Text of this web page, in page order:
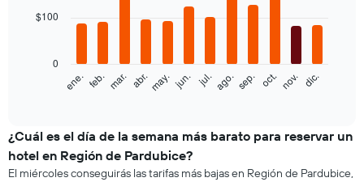
with
siguiente
el
precio
promedio
de
ene. feb. mar. abr.may. jun. jul. ago. sep. oct. nov. dic.
0
$100
¿Cuál es el día de la semana más barato para reservar un
hotel en Región de Pardubice?
El miércoles conseguirás las tarifas más bajas en Región de Pardubice,